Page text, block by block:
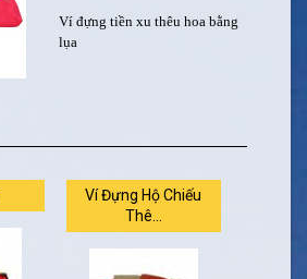
Ví đựng tiền xu thêu hoa bằng
lụa
Ví Đựng Hộ Chiếu
Thê...